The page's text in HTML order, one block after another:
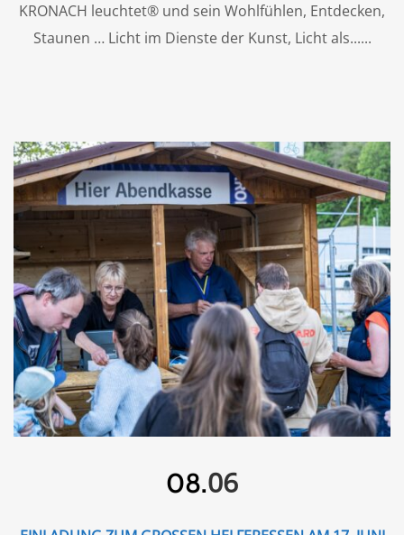
KRONACH leuchtet® und sein Wohlfühlen, Entdecken,
Staunen … Licht im Dienste der Kunst, Licht als...
08.06